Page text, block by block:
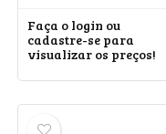
Faça o login ou
cadastre-se para
visualizar os preços!